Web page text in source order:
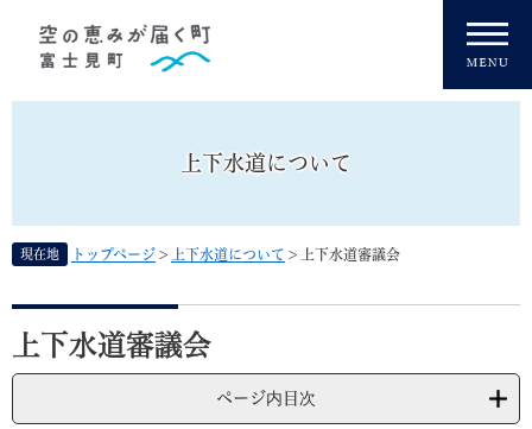
上下水道について
現在地 トップページ > 上下水道について > 上下水道審議会
本
文上下水道審議会
ページ内目次